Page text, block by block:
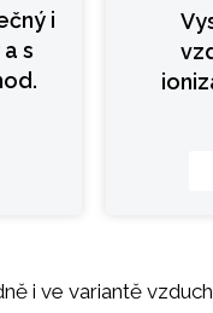
i
s
i ve variantě